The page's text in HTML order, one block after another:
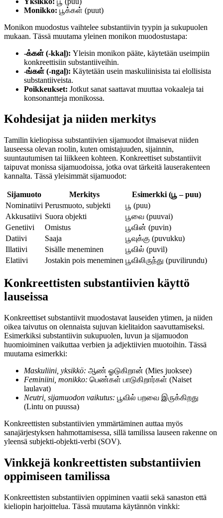
Monikko: பூக்கள் (puut)
Monikon muodostus vaihtelee substantiivin tyypin ja sukupuolen
mukaan. Tässä muutama yleinen monikon muodostustapa:
-க்கள் (-kkaḷ): Yleisin monikon pääte, käytetään useimpiin
konkreettisiin substantiiveihin.
-ங்கள் (-ngaḷ): Käytetään usein maskuliinisista tai elollisista
substantiiveista.
Poikkeukset: Jotkut sanat saattavat muuttaa vokaaleja tai
konsonantteja monikossa.
Kohdesijat ja niiden merkitys
Tamilin kieliopissa substantiivien sijamuodot ilmaisevat niiden
lauseessa olevan roolin, kuten omistajuuden, sijainnin,
suuntautumisen tai liikkeen kohteen. Konkreettiset substantiivit
taipuvat monissa sijamuodoissa, jotka ovat tärkeitä lauserakenteen
kannalta. Tässä yleisimmät sijamuodot:
Sijamuoto Merkitys
Esimerkki (பூ – puu)
Nominatiivi Perusmuoto, subjekti
பூ (puu)
Akkusatiivi Suora objekti
பூவை (puuvai)
Genetiivi
Omistus
பூவின் (puvin)
Datiivi
Saaja
பூவுக்கு (puvukku)
Illatiivi
Sisälle meneminen
பூவில் (puvil)
Elatiivi
Jostakin pois meneminen பூவிலிருந்து (puvilirundu)
Konkreettisten substantiivien käyttö
lauseissa
Konkreettiset substantiivit muodostavat lauseiden ytimen, ja niiden
oikea taivutus on olennaista sujuvan kielitaidon saavuttamiseksi.
Esimerkiksi substantiivin sukupuolen, luvun ja sijamuodon
huomioiminen vaikuttaa verbien ja adjektiivien muotoihin. Tässä
muutama esimerkki:
Maskuliini, yksikkö: ஆண் ஓடுகிறான் (Mies juoksee)
Feminiini, monikko: பெண்கள் பாடுகிறார்கள் (Naiset
laulavat)
Neutri, sijamuodon vaikutus: பூவில் பறவை இருக்கிறது
(Lintu on puussa)
Konkreettisten substantiivien ymmärtäminen auttaa myös
sanajärjestyksen hahmottamisessa, sillä tamilissa lauseen rakenne on
yleensä subjekti-objekti-verbi (SOV).
Vinkkejä konkreettisten substantiivien
oppimiseen tamilissa
Konkreettisten substantiivien oppiminen vaatii sekä sanaston että
kieliopin harjoittelua. Tässä muutama käytännön vinkki: